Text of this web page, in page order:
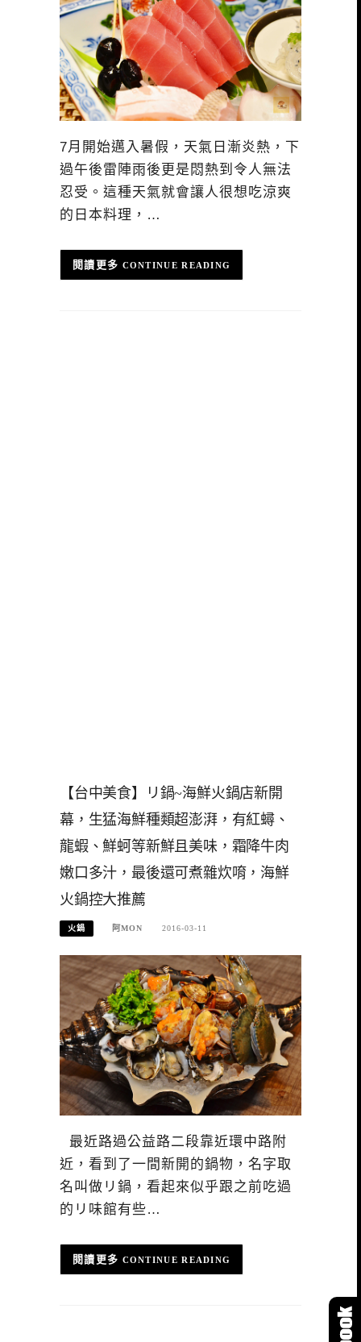
7月開始邁入暑假，天氣日漸炎熱，下
過午後雷陣雨後更是悶熱到令人無法
忍受。這種天氣就會讓人很想吃涼爽
的日本料理，…
CONTINUE READING
【台中美食】リ鍋~海鮮火鍋店新開
幕，生猛海鮮種類超澎湃，有紅蟳、
龍蝦、鮮蚵等新鮮且美味，霜降牛肉
嫩口多汁，最後還可煮雜炊唷，海鮮
火鍋控大推薦
火鍋 阿MON 2016-03-11
最近路過公益路二段靠近環中路附
近，看到了一間新開的鍋物，名字取
名叫做リ鍋，看起來似乎跟之前吃過
的リ味館有些…
CONTINUE READING